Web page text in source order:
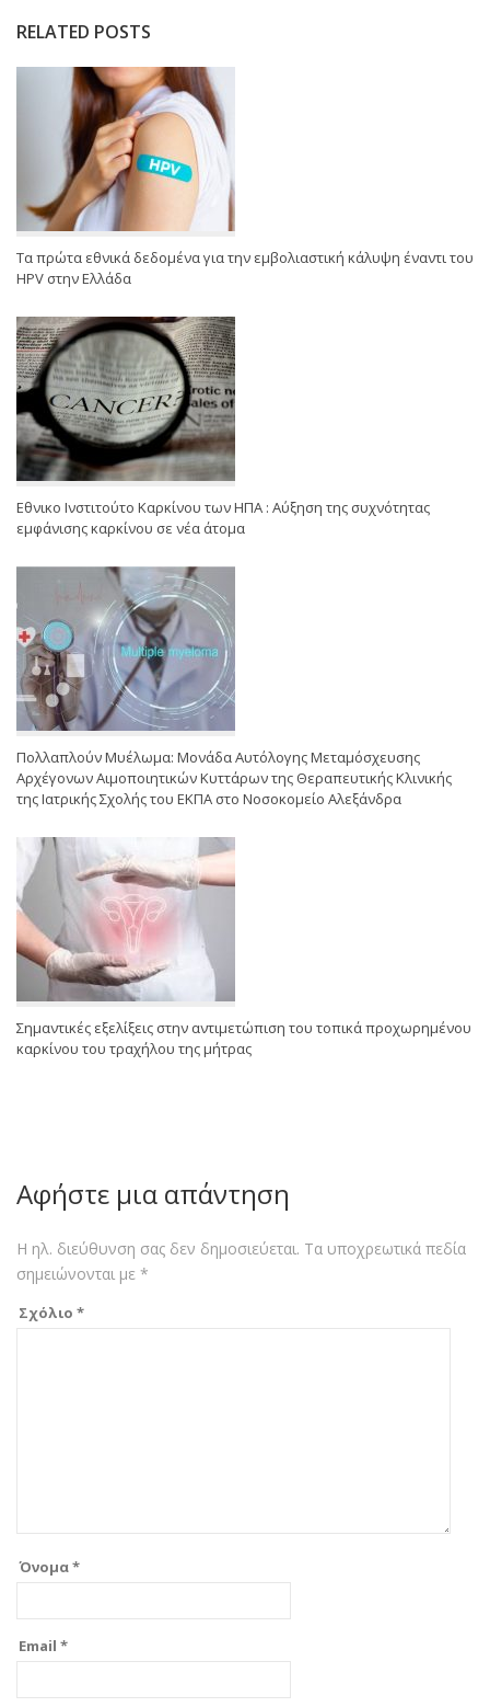
RELATED POSTS
Τα πρώτα εθνικά δεδομένα για την εμβολιαστική κάλυψη έναντι του
HPV στην Ελλάδα
Εθνικο Ινστιτούτο Καρκίνου των ΗΠΑ : Αύξηση της συχνότητας
εμφάνισης καρκίνου σε νέα άτομα
Πολλαπλούν Μυέλωμα: Μονάδα Αυτόλογης Μεταμόσχευσης
Αρχέγονων Αιμοποιητικών Κυττάρων της Θεραπευτικής Κλινικής
της Ιατρικής Σχολής του ΕΚΠΑ στο Νοσοκομείο Αλεξάνδρα
Σημαντικές εξελίξεις στην αντιμετώπιση του τοπικά προχωρημένου
καρκίνου του τραχήλου της μήτρας
Αφήστε μια απάντηση
Η ηλ. διεύθυνση σας δεν δημοσιεύεται. Τα υποχρεωτικά πεδία
σημειώνονται με *
Σχόλιο *
Όνομα*
Email *